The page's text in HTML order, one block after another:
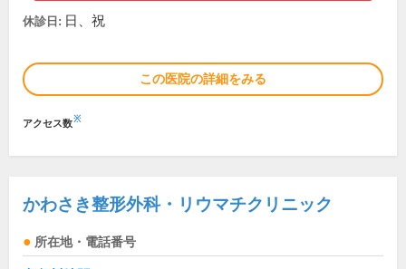
休診日: 日、祝
この医院の詳細をみる
アクセス数※
かわさき整形外科・リウマチクリニック
所在地・電話番号